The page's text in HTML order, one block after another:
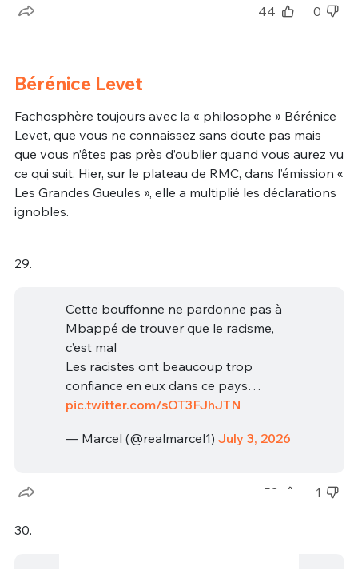
44 0
Bérénice Levet
Fachosphère toujours avec la « philosophe » Bérénice
Levet, que vous ne connaissez sans doute pas mais
que vous n’êtes pas près d’oublier quand vous aurez vu
ce qui suit. Hier, sur le plateau de RMC, dans l’émission «
Les Grandes Gueules », elle a multiplié les déclarations
ignobles.
29.
Cette bouffonne ne pardonne pas à
Mbappé de trouver que le racisme,
c’est mal
Les racistes ont beaucoup trop
confiance en eux dans ce pays…
pic.twitter.com/sOT3FJhJTN
— Marcel (@realmarcel1) July 3, 2026
53 1
30.